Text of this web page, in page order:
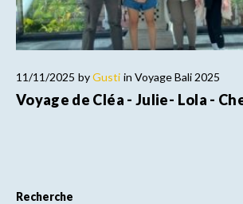
11/11/2025 byGusti in Voyage Bali 2025
Voyage de Cléa - Julie- Lola -
Recherche